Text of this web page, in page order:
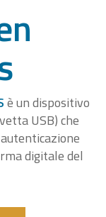
è un dispositivo
USB) che
digitale del